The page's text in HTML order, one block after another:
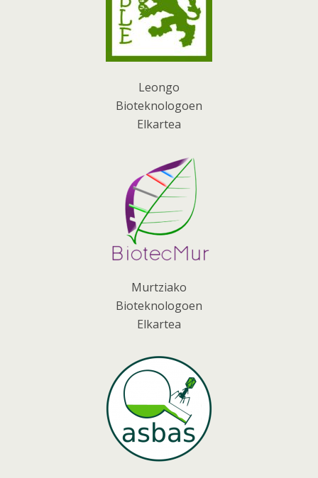
Leongo
Bioteknologoen
Elkartea
Murtziako
Bioteknologoen
Elkartea